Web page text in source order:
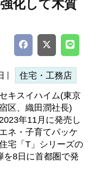
化して木質
| 住宅・工務店
キスイハイム(東京
区、織田潤社長)
年11月に発売し
ネ・子育てパッケ
宅「T」シリーズの
を8日に首都圏で発